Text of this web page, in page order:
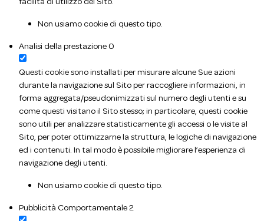
Non usiamo cookie di questo tipo.
Analisi della prestazione0
Questi cookie sono installati per misurare alcune Sue azioni
durante la navigazione sul Sito per raccogliere informazioni, in
forma aggregata/pseudonimizzati sul numero degli utenti e su
come questi visitano il Sito stesso; in particolare, questi cookie
sono utili per analizzare statisticamente gli accessi o le visite al
Sito, per poter ottimizzarne la struttura, le logiche di navigazione
ed i contenuti. In tal modo è possibile migliorare l’esperienza di
navigazione degli utenti.
Non usiamo cookie di questo tipo.
Pubblicità Comportamentale2